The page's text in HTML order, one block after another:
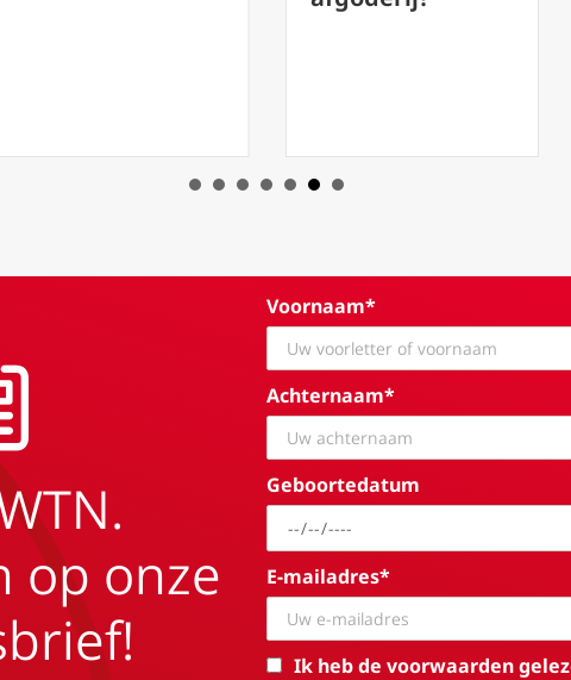
op onze
Voornaam*
Achternaam*
Geboortedatum
E-mailadres*
Ik heb de voorwaarden